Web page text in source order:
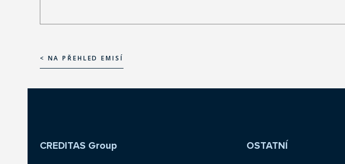
< NA PŘEHLED EMISÍ
CREDITAS Group OSTATNÍ